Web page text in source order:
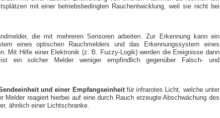
mit einer betriebsbedingten Rauchentwicklung, weil sie nicht bei
die mit mehreren Sensoren arbeiten. Zur Erkennung kann ein
eines optischen Rauchmelders und das Erkennungssystem eines
Mit Hilfe einer Elektronik (z. B. Fuzzy-Logik) werden die Ereignisse dann
ein solcher Melder weniger empfindlich gegenüber Falsch- und
und einer Empfangseinheitfür infrarotes Licht, welche unter
Melder reagiert hierbei auf eine durch Rauch erzeugte Abschwächung des
ähnlich einer Lichtschranke.